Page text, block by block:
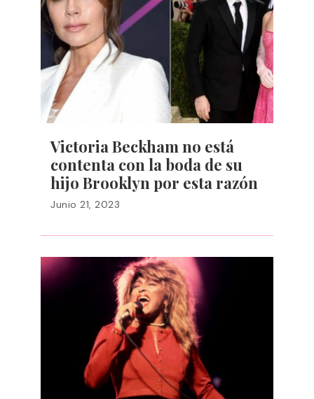
Victoria Beckham no está
contenta con la boda de su
hijo Brooklyn por esta razón
Junio 21, 2023